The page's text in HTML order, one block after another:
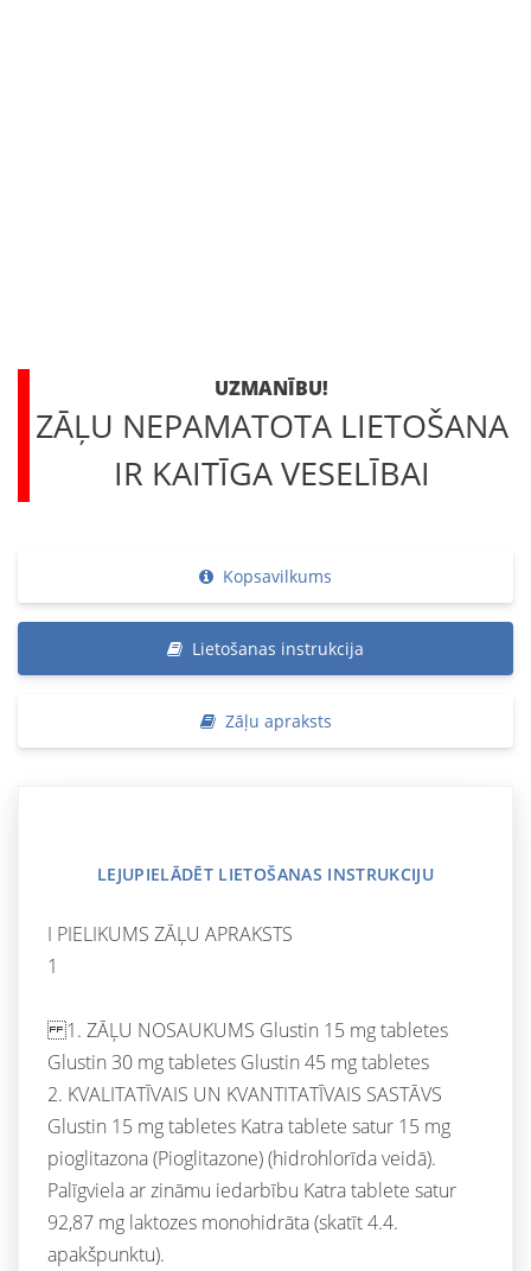
UZMANĪBU!
ZĀĻU NEPAMATOTA LIETOŠANA
IR KAITĪGA VESELĪBAI
Kopsavilkums
Lietošanas instrukcija
Zāļu apraksts
LEJUPIELĀDĒT LIETOŠANAS INSTRUKCIJU
I PIELIKUMS ZĀĻU APRAKSTS
1
1. ZĀĻU NOSAUKUMS Glustin 15 mg tabletes
Glustin 30 mg tabletes Glustin 45 mg tabletes
2. KVALITATĪVAIS UN KVANTITATĪVAIS SASTĀVS
Glustin 15 mg tabletes Katra tablete satur 15 mg
pioglitazona (Pioglitazone) (hidrohlorīda veidā).
Palīgviela ar zināmu iedarbību Katra tablete satur
92,87 mg laktozes monohidrāta (skatīt 4.4.
apakšpunktu).